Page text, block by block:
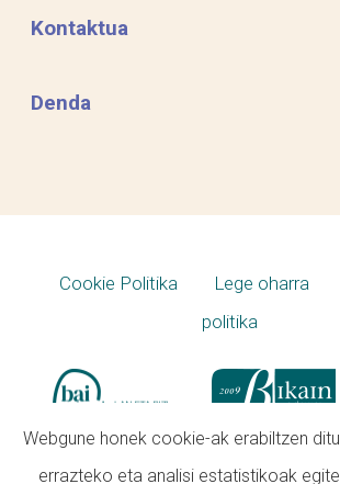
Kontaktua
Denda
Cookie Politika Lege oharra
politika
Webgune honek cookie-ak erabiltzen
errazteko eta analisi estatistikoak